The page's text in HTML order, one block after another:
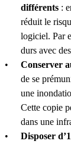
différents :
réduit le
logiciel. Par
durs avec
Conserver
de se
une
Cette copie
dans une
Disposer